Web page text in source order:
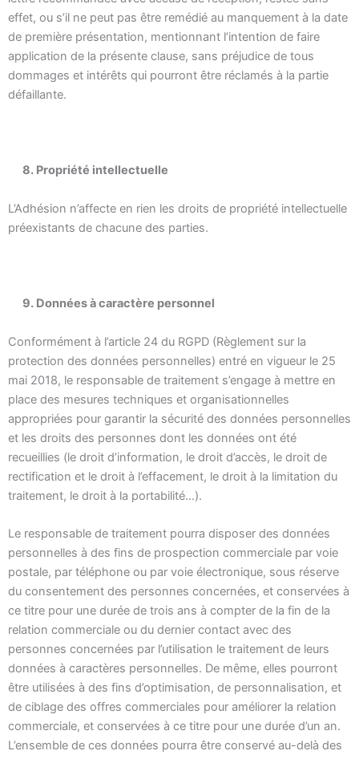
effet, ou s’il ne peut pas être remédié au manquement à la date
de première présentation, mentionnant l’intention de faire
application de la présente clause, sans préjudice de tous
dommages et intérêts qui pourront être réclamés à la partie
défaillante.
8. Propriété intellectuelle
L’Adhésion n’affecte en rien les droits de propriété intellectuelle
préexistants de chacune des parties.
9. Données à caractère personnel
Conformément à l’article 24 du RGPD (Règlement sur la
protection des données personnelles) entré en vigueur le 25
mai 2018, le responsable de traitement s’engage à mettre en
place des mesures techniques et organisationnelles
appropriées pour garantir la sécurité des données personnelles
et les droits des personnes dont les données ont été
recueillies (le droit d’information, le droit d’accès, le droit de
rectification et le droit à l’effacement, le droit à la limitation du
traitement, le droit à la portabilité…).
Le responsable de traitement pourra disposer des données
personnelles à des fins de prospection commerciale par voie
postale, par téléphone ou par voie électronique, sous réserve
du consentement des personnes concernées, et conservées à
ce titre pour une durée de trois ans à compter de la fin de la
relation commerciale ou du dernier contact avec des
personnes concernées par l’utilisation le traitement de leurs
données à caractères personnelles. De même, elles pourront
être utilisées à des fins d’optimisation, de personnalisation, et
de ciblage des offres commerciales pour améliorer la relation
commerciale, et conservées à ce titre pour une durée d’un an.
L’ensemble de ces données pourra être conservé au-delà des